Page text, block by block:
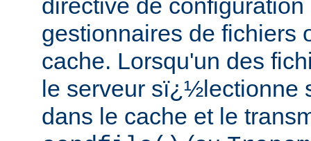
directive de
gestionnaires de fichiers
cache. Lorsqu'un des
le serveur sï¿½lectionne
dans le cache et le